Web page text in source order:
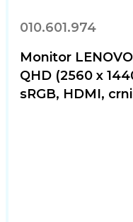
010.601.974
Monitor
QHD (2560 x
sRGB, HDMI, crni